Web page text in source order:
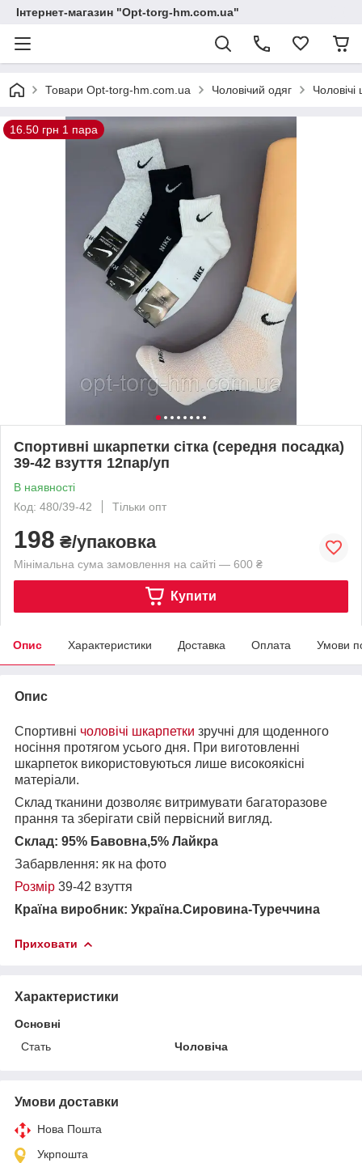
Інтернет-магазин "Opt-torg-hm.com.ua"
Товари Opt-torg-hm.com.ua Чоловічий одяг
16.50 грн 1 пара
Спортивні шкарпетки сітка (середня посадка)
39-42 взуття 12пар/уп
В наявності
Код: 480/39-42
Тільки опт
198 ₴/упаковка
Мінімальна сума замовлення на сайті — 600 ₴
Купити
Опис Характеристики Доставка Оплата Умови
Опис
Спортивні чоловічі шкарпетки зручні для щоденного
носіння протягом усього дня. При виготовленні
шкарпеток використовуються лише високоякісні
матеріали.
Склад тканини дозволяє витримувати багаторазове
прання та зберігати свій первісний вигляд.
Склад: 95% Бавовна,5% Лайкра
Забарвлення: як на фото
Розмір 39-42 взуття
Країна виробник: Україна.Сировина-Туреччина
Приховати
Характеристики
Основні
Стать
Чоловіча
Умови доставки
Нова Пошта
Укрпошта